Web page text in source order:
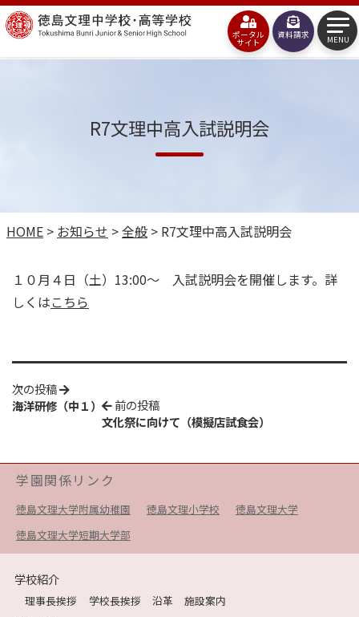
コ
ン
テ
ッ
徳
島
高
等
ポータル
サイト
資料請求 MENU
R7文理中高入試説明会
HOME > お知らせ >全般 > R7文理中高入試説明会
１０月４日（土）13:00～ 入試説明会を開催します。詳
しくはこちら
前の投稿
文化祭に向けて（模擬店試食会）
次の投稿
海洋研修（中１）
学園関係リンク
徳島文理大学附属幼稚園 徳島文理小学校
徳島文理大学
徳島文理大学短期大学部
学校紹介
理事長挨拶 学校長挨拶 沿革 施設案内